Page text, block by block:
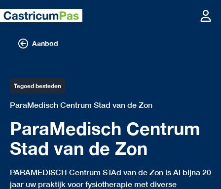
Aanbod
Tegoed besteden
ParaMedisch Centrum Stad van de Zon
ParaMedisch Centrum
Stad van de Zon
PARAMEDISCH Centrum STAd van de Zon is Al bijna 20
jaar uw praktijk voor fysiotherapie met diverse